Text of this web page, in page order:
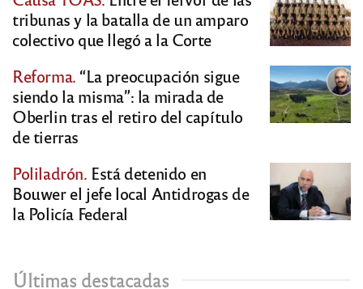
tribunas y la batalla de un amparo
colectivo que llegó a la Corte
Reforma. “La preocupación sigue
siendo la misma”: la mirada de
Oberlin tras el retiro del capítulo
de tierras
Poliladrón. Está detenido en
Bouwer el jefe local Antidrogas de
la Policía Federal
Últimas destacadas